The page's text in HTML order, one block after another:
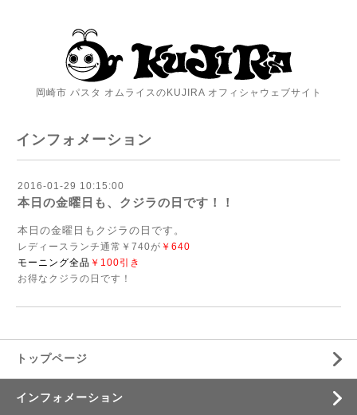
岡崎市 パスタ オムライスのKUJIRA オフィシャウェブサイト
インフォメーション
2016-01-29 10:15:00
本日の金曜日も、クジラの日です！！
本日の金曜日もクジラの日です。
レディースランチ通常￥740が ￥ 640
モーニング全品 ￥100引き
お得なクジラの日です！
トップページ
インフォメーション